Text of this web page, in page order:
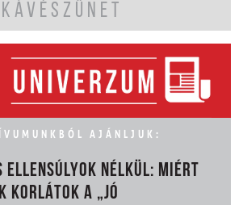
KÁVÉSZÜNET
AJÁNLJUK:
ELLENSÚLYOK NÉLKÜL: MIÉRT
KORLÁTOK A „JÓ